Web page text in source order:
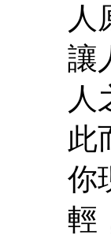
人
讓
人
此
你
輕